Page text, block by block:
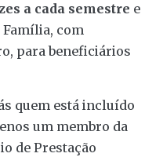
a cada semestre e
Família, com
para beneficiários
quem está incluído
um membro da
de Prestação